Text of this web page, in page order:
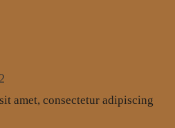
amet, consectetur adipiscing